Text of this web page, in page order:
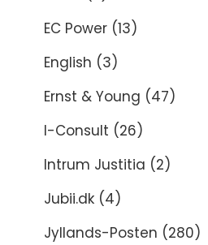
EC Power (13)
English (3)
Ernst & Young (47)
I-Consult (26)
Intrum Justitia (2)
Jubii.dk (4)
Jyllands-Posten (280)